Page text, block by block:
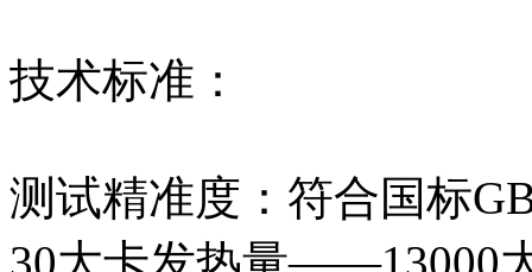
技术标准：
测试精准度：符合国标
30大卡发热量——13000